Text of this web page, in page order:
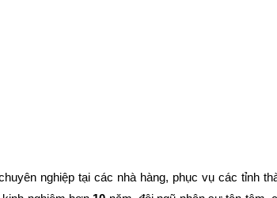
nghiệp tại các nhà hàng, phục vụ các tỉnh